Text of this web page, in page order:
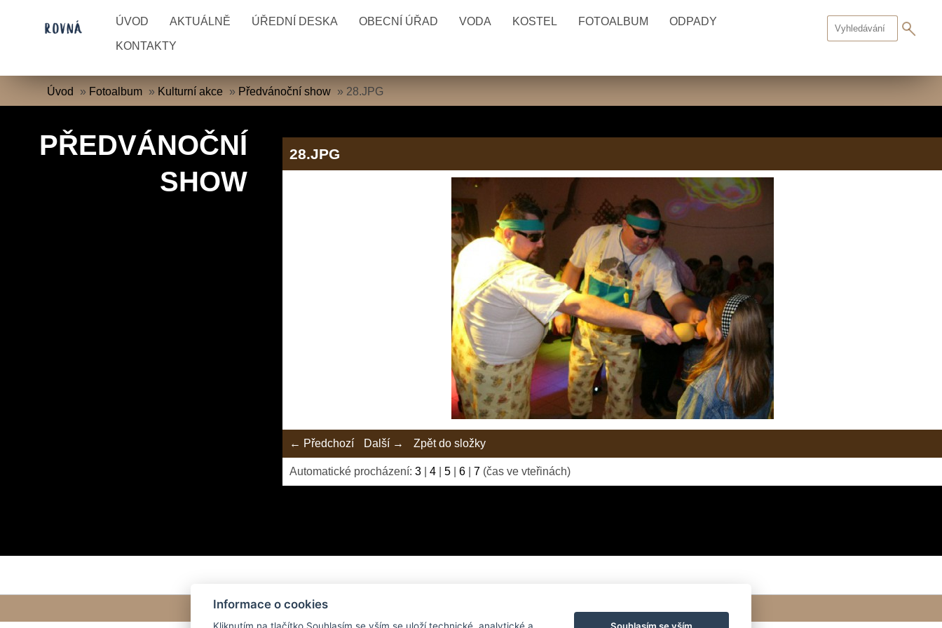
ÚVOD AKTUÁLNĚ ÚŘEDNÍ DESKA OBECNÍ ÚŘAD VODA KOSTEL FOTOALBUM ODPADY
KONTAKTY
Úvod » Fotoalbum » Kulturní akce » Předvánoční show » 28.JPG
PŘEDVÁNOČNÍ
SHOW
28.JPG
← Předchozí Další → Zpět do složky
Automatické procházení:3 |4 |5 |6 |7 (čas ve vteřinách)
Informace o cookies